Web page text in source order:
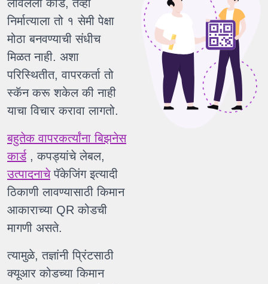
लावलेला कोड, तेव्हा
निर्मात्याला तो १ सेमी पेक्षा
मोठा बनवण्याची संधीच
मिळत नाही. अशा
परिस्थितीत, वापरकर्ता तो
स्कॅन करू शकेल की नाही
याचा विचार करावा लागतो.
बहुतेक वापरकर्त्यांना बिझनेस
कार्ड, कपड्यांचे लेबल,
उत्पादनाचेपॅकेजिंग इत्यादी
ठिकाणी लावण्यासाठी किमान
आकाराच्या QR कोडची
मागणी असते.
त्यामुळे, तज्ञांनी प्रिंटसाठी
क्यूआर कोडच्या किमान